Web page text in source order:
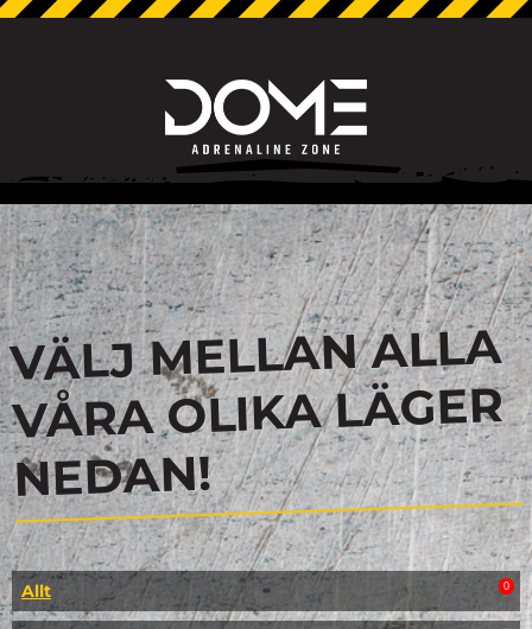
VÄLJ MELLAN ALLA
VÅRA OLIKA LÄGER
NEDAN!
Allt 0